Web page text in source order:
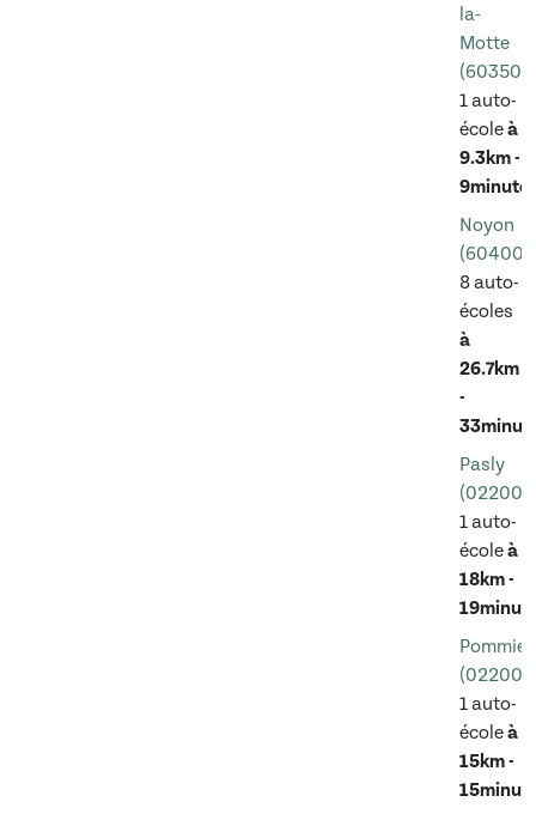
la-
Motte
(60350)
1 auto-
écoleà
9.3km -
Noyon
(60400)
8 auto-
écoles
à
26.7km
-
Pasly
(02200)
1 auto-
écoleà
18km -
(02200)
1 auto-
écoleà
15km -